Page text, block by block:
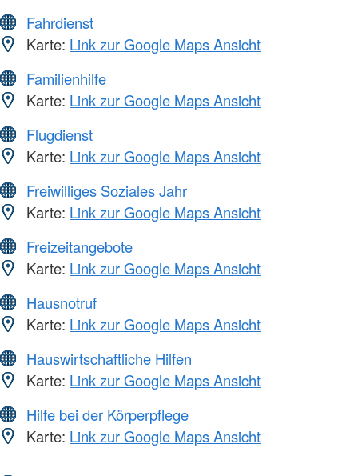
Fahrdienst
Karte: Link zur Google Maps Ansicht
Familienhilfe
Karte: Link zur Google Maps Ansicht
Flugdienst
Karte: Link zur Google Maps Ansicht
Freiwilliges Soziales Jahr
Karte: Link zur Google Maps Ansicht
Freizeitangebote
Karte: Link zur Google Maps Ansicht
Hausnotruf
Karte: Link zur Google Maps Ansicht
Hauswirtschaftliche Hilfen
Karte: Link zur Google Maps Ansicht
Hilfe bei der Körperpflege
Karte: Link zur Google Maps Ansicht